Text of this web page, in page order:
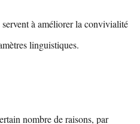
à améliorer la convivialité
linguistiques.
nombre de raisons, par